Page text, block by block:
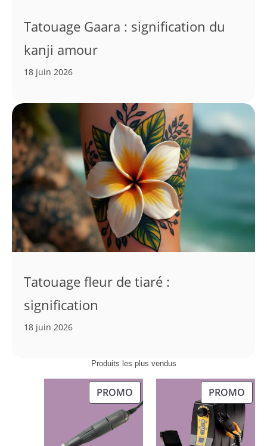
Tatouage Gaara : signification du
kanji amour
18 juin 2026
Tatouage fleur de tiaré :
signification
18 juin 2026
Produits les plus vendus
PROMOPRODUIT
EN
PROMOTION
PROMO
EN